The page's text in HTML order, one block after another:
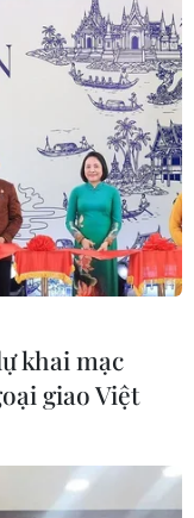
khai mạc
giao Việt